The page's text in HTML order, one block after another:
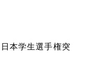
本学生選手権突